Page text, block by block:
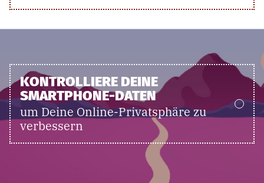
KONTROLLIERE DEINE
SMARTPHONE-DATEN
um Deine Online-Privatsphäre zu
verbessern